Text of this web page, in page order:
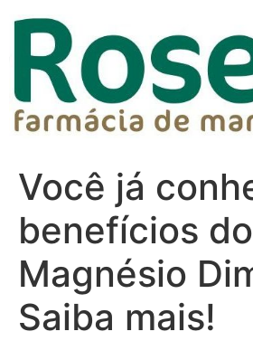
Você já
benefícios do
Magnésio
Saiba mais!